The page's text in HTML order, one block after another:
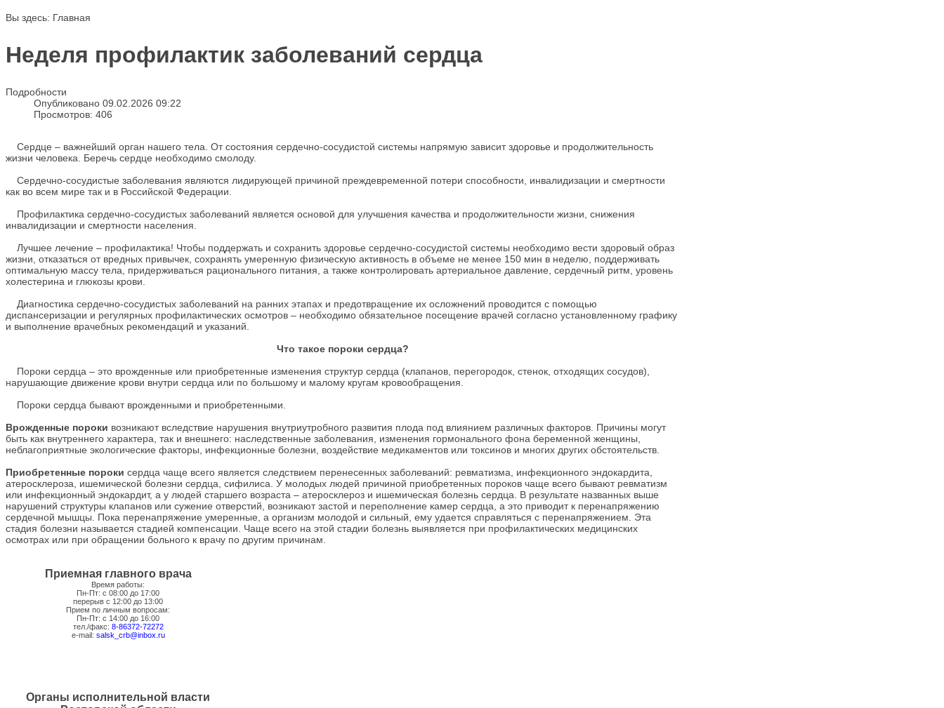
Вы здесь: Главная
Неделя профилактик заболеваний сердца
Подробности
Опубликовано 09.02.2026 09:22
Просмотров: 406
Сердце – важнейший орган нашего тела. От состояния сердечно-сосудистой системы напрямую зависит здоровье и продолжительность
жизни человека. Беречь сердце необходимо смолоду.
Сердечно-сосудистые заболевания являются лидирующей причиной преждевременной потери способности, инвалидизации и смертности
как во всем мире так и в Российской Федерации.
Профилактика сердечно-сосудистых заболеваний является основой для улучшения качества и продолжительности жизни, снижения
инвалидизации и смертности населения.
Лучшее лечение – профилактика! Чтобы поддержать и сохранить здоровье сердечно-сосудистой системы необходимо вести здоровый образ
жизни, отказаться от вредных привычек, сохранять умеренную физическую активность в объеме не менее 150 мин в неделю, поддерживать
оптимальную массу тела, придерживаться рационального питания, а также контролировать артериальное давление, сердечный ритм, уровень
холестерина и глюкозы крови.
Диагностика сердечно-сосудистых заболеваний на ранних этапах и предотвращение их осложнений проводится с помощью
диспансеризации и регулярных профилактических осмотров – необходимо обязательное посещение врачей согласно установленному графику
и выполнение врачебных рекомендаций и указаний.
Что такое пороки сердца?
Пороки сердца – это врожденные или приобретенные изменения структур сердца (клапанов, перегородок, стенок, отходящих сосудов),
нарушающие движение крови внутри сердца или по большому и малому кругам кровообращения.
Пороки сердца бывают врожденными и приобретенными.
Врожденные пороки возникают вследствие нарушения внутриутробного развития плода под влиянием различных факторов. Причины могут
быть как внутреннего характера, так и внешнего: наследственные заболевания, изменения гормонального фона беременной женщины,
неблагоприятные экологические факторы, инфекционные болезни, воздействие медикаментов или токсинов и многих других обстоятельств.
Приобретенные пороки сердца чаще всего является следствием перенесенных заболеваний: ревматизма, инфекционного эндокардита,
атеросклероза, ишемической болезни сердца, сифилиса. У молодых людей причиной приобретенных пороков чаще всего бывают ревматизм
или инфекционный эндокардит, а у людей старшего возраста – атеросклероз и ишемическая болезнь сердца. В результате названных выше
нарушений структуры клапанов или сужение отверстий, возникают застой и переполнение камер сердца, а это приводит к перенапряжению
сердечной мышцы. Пока перенапряжение умеренные, а организм молодой и сильный, ему удается справляться с перенапряжением. Эта
стадия болезни называется стадией компенсации. Чаще всего на этой стадии болезнь выявляется при профилактических медицинских
осмотрах или при обращении больного к врачу по другим причинам.
Приемная главного врача
Время работы:
Пн-Пт: с 08:00 до 17:00
перерыв с 12:00 до 13:00
Прием по личным вопросам:
Пн-Пт: с 14:00 до 16:00
тел./факс: 8-86372-72272
e-mail: salsk_crb@inbox.ru
Органы исполнительной власти